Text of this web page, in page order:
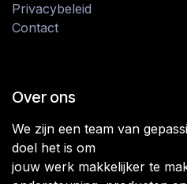
Privacybeleid
Contact
Over ons
We zijn een team van
doel het is om
jouw werk makkelijker te